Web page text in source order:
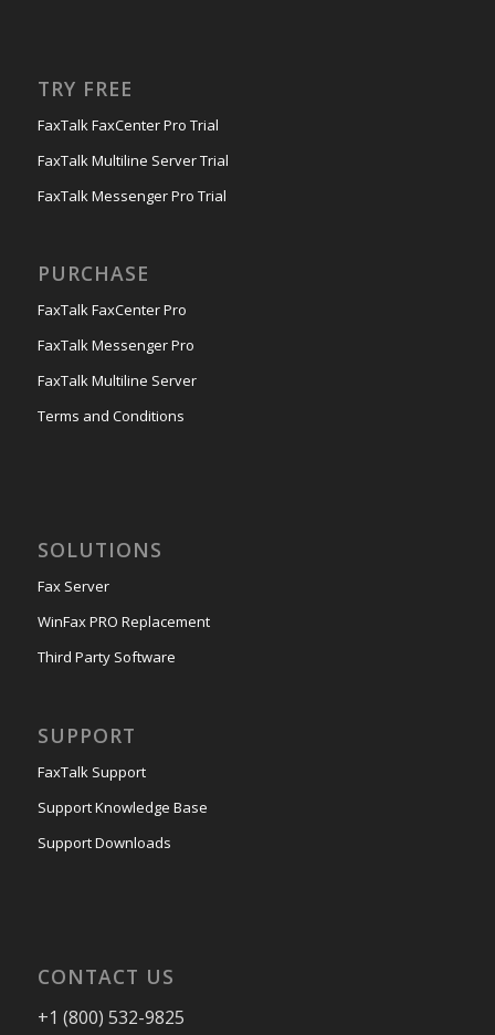
TRY FREE
FaxTalk FaxCenter Pro Trial
FaxTalk Multiline Server Trial
FaxTalk Messenger Pro Trial
PURCHASE
FaxTalk FaxCenter Pro
FaxTalk Messenger Pro
FaxTalk Multiline Server
Terms and Conditions
SOLUTIONS
Fax Server
WinFax PRO Replacement
Third Party Software
SUPPORT
FaxTalk Support
Support Knowledge Base
Support Downloads
CONTACT US
+1 (800) 532-9825